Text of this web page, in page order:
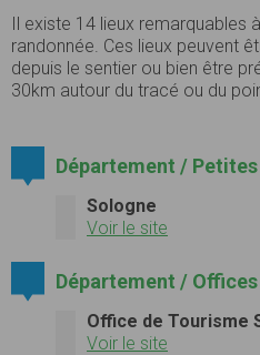
Il existe 14 lieux remarquables
randonnée. Ces lieux peuvent
depuis le sentier ou bien être
30km autour du tracé ou du
Département /
Sologne
Voir le site
Département /
Office de Tourisme
Voir le site